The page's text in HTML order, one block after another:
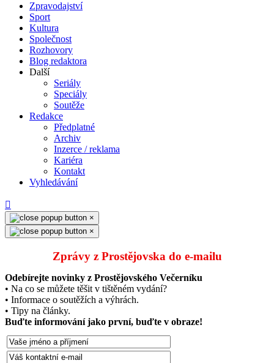
Zpravodajství
Sport
Kultura
Společnost
Rozhovory
Blog redaktora
Další
Seriály
Speciály
Soutěže
Redakce
Předplatné
Archiv
Inzerce / reklama
Kariéra
Kontakt
Vyhledávání
×
×
Zprávy z Prostějovska do e‑mailu
Odebírejte novinky z Prostějovského Večerníku
• Na co se můžete těšit v tištěném vydání?
• Informace o soutěžích a výhrách.
• Tipy na články.
Buďte informování jako první, buďte v obraze!